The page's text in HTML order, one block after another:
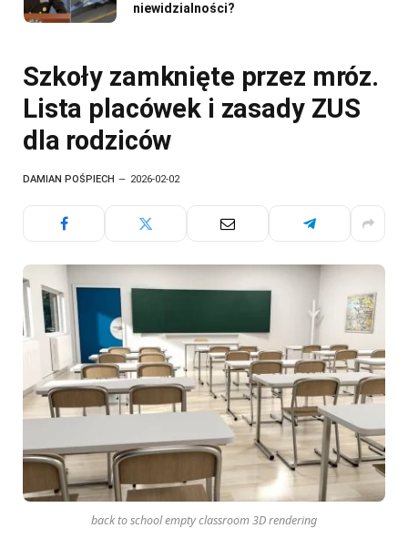
niewidzialności?
Szkoły zamknięte przez mróz.
Lista placówek i zasady ZUS
dla rodziców
DAMIAN POŚPIECH 2026-02-02
back to school empty classroom 3D rendering